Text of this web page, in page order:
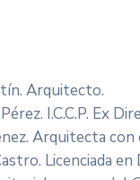
Arquitecto.
I.C.C.P. Ex
Arquitecta
Licenciada